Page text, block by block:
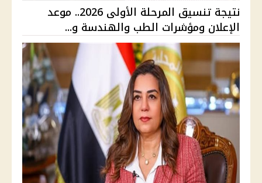
نتيجة تنسيق المرحلة الأولى 2026.. موعد
الإعلان ومؤشرات الطب والهندسة و...